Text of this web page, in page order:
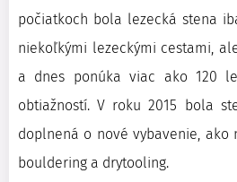
počiatkoch bola lezecká stena
niekoľkými lezeckými cestami,
a dnes ponúka viac ako 120
obtiažností. V roku 2015 bola
doplnená o nové vybavenie, ako
bouldering a drytooling.